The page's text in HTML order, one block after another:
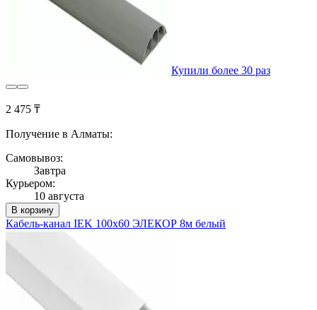
Купили более 30 раз
2 475 ₸
Получение в Алматы:
Самовывоз:
Завтра
Курьером:
10 августа
В корзину
Кабель-канал IEK 100х60 ЭЛЕКОР 8м белый